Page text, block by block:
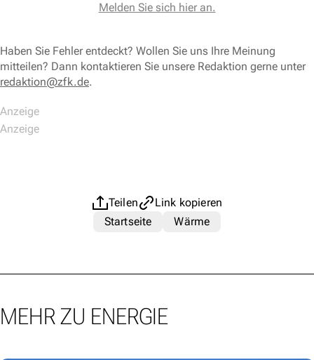
Melden Sie sich hier an.
Haben Sie Fehler entdeckt? Wollen Sie uns Ihre Meinung
mitteilen? Dann kontaktieren Sie unsere Redaktion gerne unter
redaktion@zfk.de.
Teilen
Link kopieren
Startseite
Wärme
MEHR ZU ENERGIE